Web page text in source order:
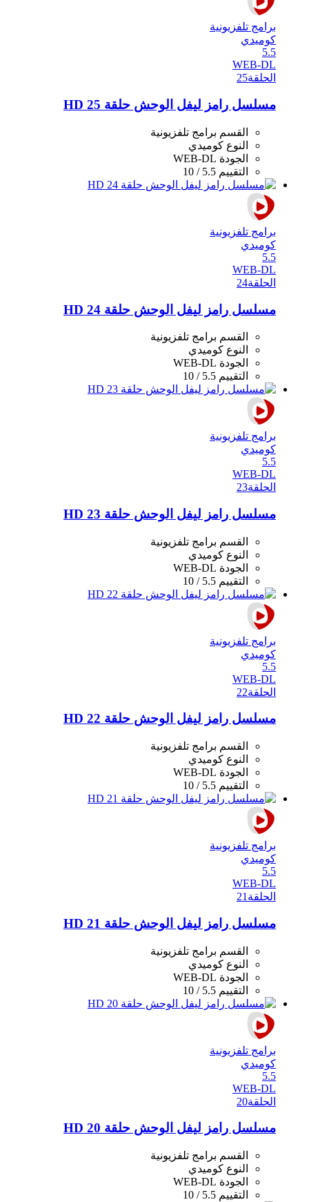
برامج تلفزيونية
كوميدي
5.5
WEB-DL
الحلقة25
مسلسل رامز ليفل الوحش حلقة 25 HD
القسم برامج تلفزيونية
النوع كوميدي
الجودة WEB-DL
التقييم 5.5 / 10
برامج تلفزيونية
كوميدي
5.5
WEB-DL
الحلقة24
مسلسل رامز ليفل الوحش حلقة 24 HD
القسم برامج تلفزيونية
النوع كوميدي
الجودة WEB-DL
التقييم 5.5 / 10
برامج تلفزيونية
كوميدي
5.5
WEB-DL
الحلقة23
مسلسل رامز ليفل الوحش حلقة 23 HD
القسم برامج تلفزيونية
النوع كوميدي
الجودة WEB-DL
التقييم 5.5 / 10
برامج تلفزيونية
كوميدي
5.5
WEB-DL
الحلقة22
مسلسل رامز ليفل الوحش حلقة 22 HD
القسم برامج تلفزيونية
النوع كوميدي
الجودة WEB-DL
التقييم 5.5 / 10
برامج تلفزيونية
كوميدي
5.5
WEB-DL
الحلقة 21
مسلسل رامز ليفل الوحش حلقة 21 HD
القسم برامج تلفزيونية
النوع كوميدي
الجودة WEB-DL
التقييم 5.5 / 10
برامج تلفزيونية
كوميدي
5.5
WEB-DL
الحلقة20
مسلسل رامز ليفل الوحش حلقة 20 HD
القسم برامج تلفزيونية
النوع كوميدي
الجودة WEB-DL
التقييم 5.5 / 10